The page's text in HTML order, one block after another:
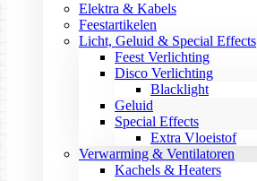
Elektra & Kabels
Feestartikelen
Licht, Geluid & Special Effects
Feest Verlichting
Disco Verlichting
Blacklight
Geluid
Special Effects
Extra Vloeistof
Verwarming & Ventilatoren
Kachels & Heaters